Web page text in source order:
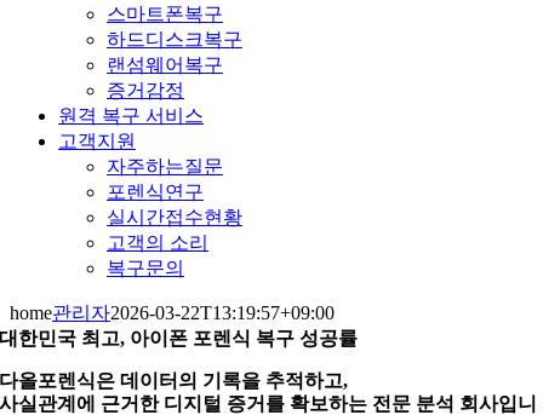
스마트폰복구
하드디스크복구
랜섬웨어복구
증거감정
원격 복구 서비스
고객지원
자주하는질문
포렌식연구
실시간접수현황
고객의 소리
복구문의
home관리자2026-03-22T13:19:57+09:00
대한민국 최고, 아이폰 포렌식 복구 성공률
다올포렌식은 데이터의 기록을 추적하고,
사실관계에 근거한 디지털 증거를 확보하는 전문 분석 회사입니